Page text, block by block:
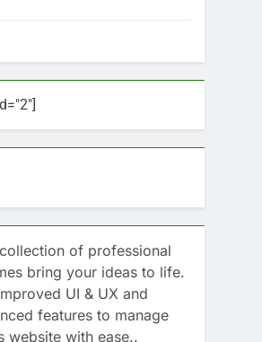
of professional
bring your ideas to life.
UI & UX and
features to manage
website with ease..